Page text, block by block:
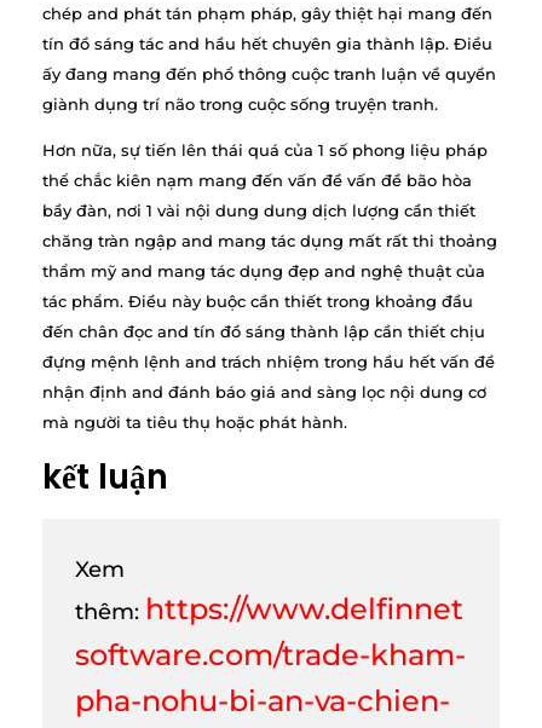
chép and phát tán phạm pháp, gây thiệt hại mang đến
tín đồ sáng tác and hầu hết chuyên gia thành lập. Điều
ấy đang mang đến phổ thông cuộc tranh luận về quyền
giành dụng trí não trong cuộc sống truyện tranh.
Hơn nữa, sự tiến lên thái quá của 1 số phong liệu pháp
thể chắc kiên nạm mang đến vấn đề vấn đề bão hòa
bầy đàn, nơi 1 vài nội dung dung dịch lượng cần thiết
chăng tràn ngập and mang tác dụng mất rất thi thoảng
thẩm mỹ and mang tác dụng đẹp and nghệ thuật của
tác phẩm. Điều này buộc cần thiết trong khoảng đầu
đến chân đọc and tín đồ sáng thành lập cần thiết chịu
đựng mệnh lệnh and trách nhiệm trong hầu hết vấn đề
nhận định and đánh báo giá and sàng lọc nội dung cơ
mà người ta tiêu thụ hoặc phát hành.
kết luận
Xem
thêm: https://www.delfinnet
software.com/trade-kham-
pha-nohu-bi-an-va-chien-